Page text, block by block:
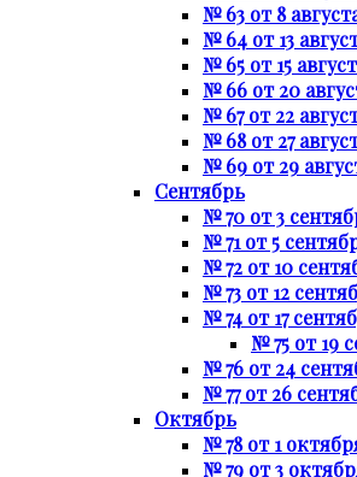
№ 63 от 8
№ 64 от 13
№ 65 от 15
№ 66 от 20
№ 67 от 22
№ 68 от 27
№ 69 от 29
Сентябрь
№ 70 от 3
№ 71 от 5
№ 72 от 10
№ 73 от 12
№ 74 от 17
№ 75 от 19
№ 76 от 24
№ 77 от 26
Октябрь
№ 78 от 1
№ 79 от 3